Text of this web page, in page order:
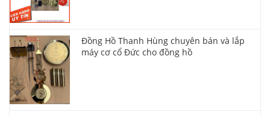
Đồng Hồ Thanh Hùng chuyên bán và lắp
máy cơ cổ Đức cho đồng hồ